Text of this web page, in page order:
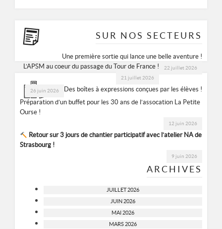
SUR NOS SECTEURS
Une première sortie qui lance une belle aventure !
22 juillet 2026
L’APSM au coeur du passage du Tour de France !
21 juillet 2026
Des boîtes à expressions conçues par les élèves !
26 juin 2026
Préparation d’un buffet pour les 30 ans de l’assocation La Petite
Ourse !
12 juin 2026
Retour sur 3 jours de chantier participatif avec l’atelier NA de
Strasbourg !
9 juin 2026
ARCHIVES
JUILLET 2026
JUIN 2026
MAI 2026
MARS 2026